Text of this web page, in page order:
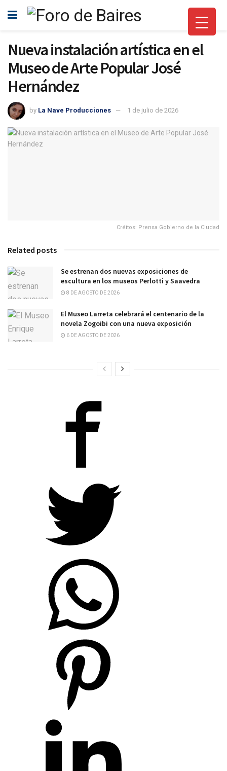
Nueva instalación artística en el
Museo de Arte Popular José
Hernández
by La Nave Producciones 1 de julio de 2026
Créitos: Prensa Gobierno de la Ciudad
Related posts
Se estrenan dos nuevas exposiciones de
escultura en los museos Perlotti y Saavedra
8 DE AGOSTO DE 2026
El Museo Larreta celebrará el centenario de la
novela Zogoibi con una nueva exposición
6 DE AGOSTO DE 2026